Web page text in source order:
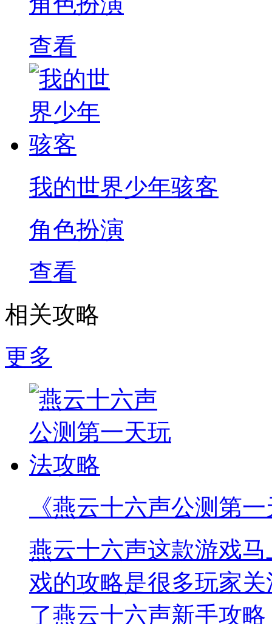
查看
我的世界少年骇客
角色扮演
查看
相关攻略
更多
《燕云十六声公测第
燕云十六声这款游戏
戏的攻略是很多玩家
了燕云十六声新手攻